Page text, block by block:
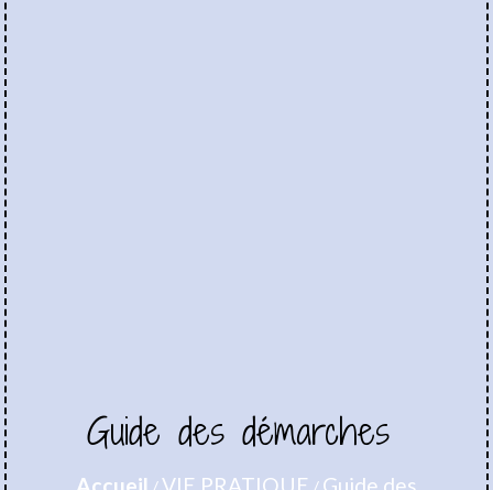
Guide des démarches